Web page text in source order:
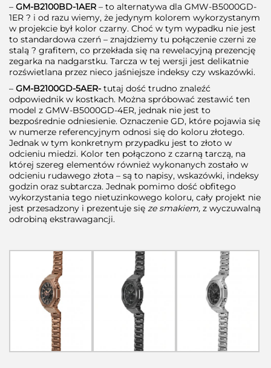
– GM-B2100BD-1AER – to alternatywa dla GMW-B5000GD-
1ER ? i od razu wiemy, że jedynym kolorem wykorzystanym
w projekcie był kolor czarny. Choć w tym wypadku nie jest
to standardowa czerń – znajdziemy tu połączenie czerni ze
stalą ? grafitem, co przekłada się na rewelacyjną prezencję
zegarka na nadgarstku. Tarcza w tej wersji jest delikatnie
rozświetlana przez nieco jaśniejsze indeksy czy wskazówki.
– GM-B2100GD-5AER- tutaj dość trudno znaleźć
odpowiednik w kostkach. Można spróbować zestawić ten
model z GMW-B5000GD-4ER, jednak nie jest to
bezpośrednie odniesienie. Oznaczenie GD, które pojawia się
w numerze referencyjnym odnosi się do koloru złotego.
Jednak w tym konkretnym przypadku jest to złoto w
odcieniu miedzi. Kolor ten połączono z czarną tarczą, na
której szereg elementów również wykonanych zostało w
odcieniu rudawego złota – są to napisy, wskazówki, indeksy
godzin oraz subtarcza. Jednak pomimo dość obfitego
wykorzystania tego nietuzinkowego koloru, cały projekt nie
jest przesadzony i prezentuje się ze smakiem, z wyczuwalną
odrobiną ekstrawagancji.